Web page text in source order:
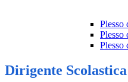
Plesso
Plesso
Plesso
Dirigente Scolastica